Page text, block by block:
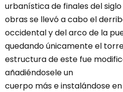
urbanística de finales del siglo
obras se llevó a cabo el
occidental y del arco de la
quedando únicamente el
estructura de este fue
añadiéndosele un
cuerpo más e instalándose